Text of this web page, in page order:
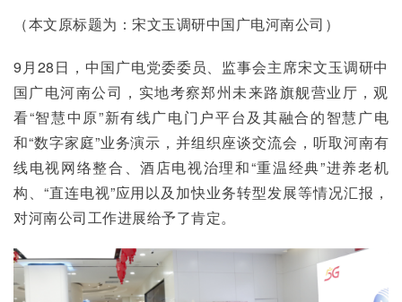
（本文原标题为：宋文玉调研中国广电河南公司）
9月28日，中国广电党委委员、监事会主席宋文玉调研中
国广电河南公司，实地考察郑州未来路旗舰营业厅，观
看“智慧中原”新有线广电门户平台及其融合的智慧广电
和“数字家庭”业务演示，并组织座谈交流会，听取河南有
线电视网络整合、酒店电视治理和“重温经典”进养老机
构、“直连电视”应用以及加快业务转型发展等情况汇报，
对河南公司工作进展给予了肯定。